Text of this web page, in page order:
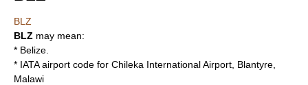
BLZ
BLZ may mean:
* Belize
* IATA airport code for Chileka International Airport Blantyre
Malawi